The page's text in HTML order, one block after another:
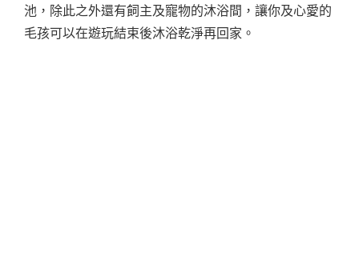
池，除此之外還有飼主及寵物的沐浴間，讓你及心愛的
毛孩可以在遊玩結束後沐浴乾淨再回家。